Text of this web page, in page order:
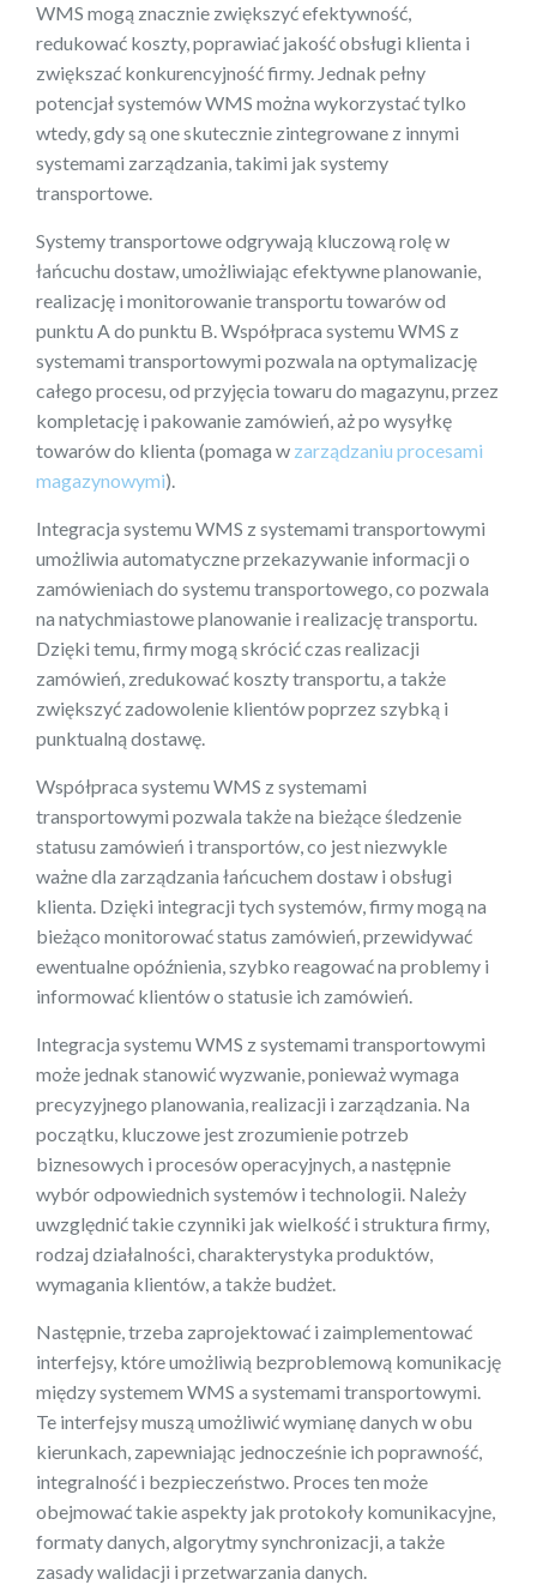
WMS mogą znacznie zwiększyć efektywność,
redukować koszty, poprawiać jakość obsługi klienta i
zwiększać konkurencyjność firmy. Jednak pełny
potencjał systemów WMS można wykorzystać tylko
wtedy, gdy są one skutecznie zintegrowane z innymi
systemami zarządzania, takimi jak systemy
transportowe.
Systemy transportowe odgrywają kluczową rolę w
łańcuchu dostaw, umożliwiając efektywne planowanie,
realizację i monitorowanie transportu towarów od
punktu A do punktu B. Współpraca systemu WMS z
systemami transportowymi pozwala na optymalizację
całego procesu, od przyjęcia towaru do magazynu, przez
kompletację i pakowanie zamówień, aż po wysyłkę
towarów do klienta (pomaga w zarządzaniu procesami
magazynowymi).
Integracja systemu WMS z systemami transportowymi
umożliwia automatyczne przekazywanie informacji o
zamówieniach do systemu transportowego, co pozwala
na natychmiastowe planowanie i realizację transportu.
Dzięki temu, firmy mogą skrócić czas realizacji
zamówień, zredukować koszty transportu, a także
zwiększyć zadowolenie klientów poprzez szybką i
punktualną dostawę.
Współpraca systemu WMS z systemami
transportowymi pozwala także na bieżące śledzenie
statusu zamówień i transportów, co jest niezwykle
ważne dla zarządzania łańcuchem dostaw i obsługi
klienta. Dzięki integracji tych systemów, firmy mogą na
bieżąco monitorować status zamówień, przewidywać
ewentualne opóźnienia, szybko reagować na problemy i
informować klientów o statusie ich zamówień.
Integracja systemu WMS z systemami transportowymi
może jednak stanowić wyzwanie, ponieważ wymaga
precyzyjnego planowania, realizacji i zarządzania. Na
początku, kluczowe jest zrozumienie potrzeb
biznesowych i procesów operacyjnych, a następnie
wybór odpowiednich systemów i technologii. Należy
uwzględnić takie czynniki jak wielkość i struktura firmy,
rodzaj działalności, charakterystyka produktów,
wymagania klientów, a także budżet.
Następnie, trzeba zaprojektować i zaimplementować
interfejsy, które umożliwią bezproblemową komunikację
między systemem WMS a systemami transportowymi.
Te interfejsy muszą umożliwić wymianę danych w obu
kierunkach, zapewniając jednocześnie ich poprawność,
integralność i bezpieczeństwo. Proces ten może
obejmować takie aspekty jak protokoły komunikacyjne,
formaty danych, algorytmy synchronizacji, a także
zasady walidacji i przetwarzania danych.